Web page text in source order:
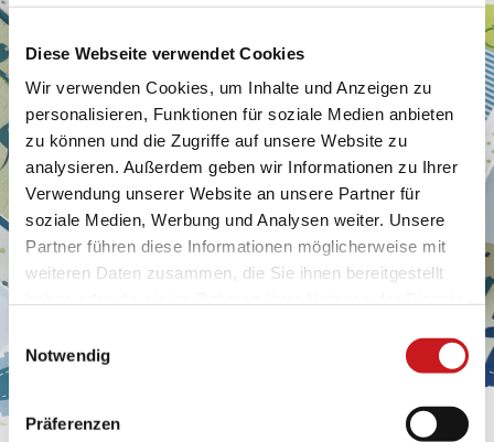
Diese Webseite verwendet Cookies
Wir verwenden Cookies, um Inhalte und Anzeigen zu
personalisieren, Funktionen für soziale Medien anbieten
zu können und die Zugriffe auf unsere Website zu
analysieren. Außerdem geben wir Informationen zu Ihrer
Verwendung unserer Website an unsere Partner für
soziale Medien, Werbung und Analysen weiter. Unsere
Partner führen diese Informationen möglicherweise mit
weiteren Daten zusammen, die Sie ihnen bereitgestellt
Datenschutzhinweisen
mehr darüber, wer wir sind, wie
personenbezogene Daten verarbeiten. Hier geht’s zum
Impressum.
Notwendig
Präferenzen